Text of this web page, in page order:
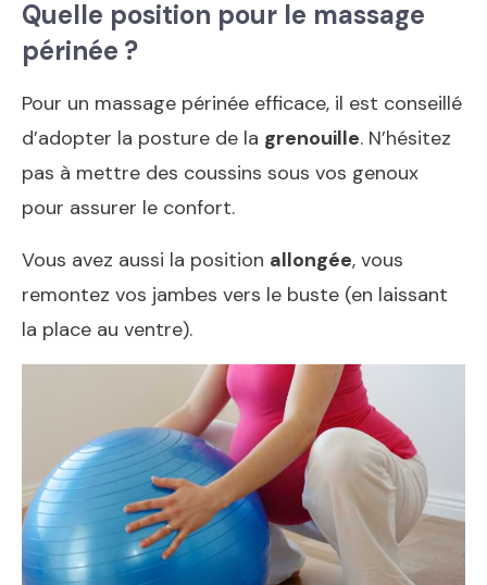
Quelle position pour le massage
périnée ?
Pour un massage périnée efficace, il est conseillé
d’adopter la posture de la grenouille. N’hésitez
pas à mettre des coussins sous vos genoux
pour assurer le confort.
Vous avez aussi la position allongée, vous
remontez vos jambes vers le buste (en laissant
la place au ventre).